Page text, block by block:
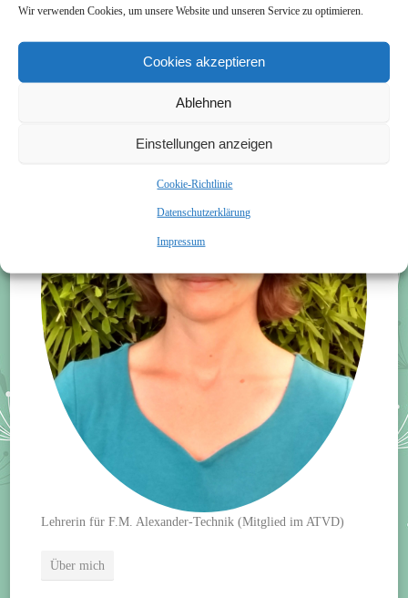
Wir verwenden Cookies, um unsere Website und unseren Service zu optimieren.
Cookies akzeptieren
Ablehnen
Einstellungen anzeigen
Cookie-Richtlinie
Datenschutzerklärung
Impressum
Übermich
Lehrerin für F.M. Alexander-Technik (Mitglied im ATVD)
Über mich